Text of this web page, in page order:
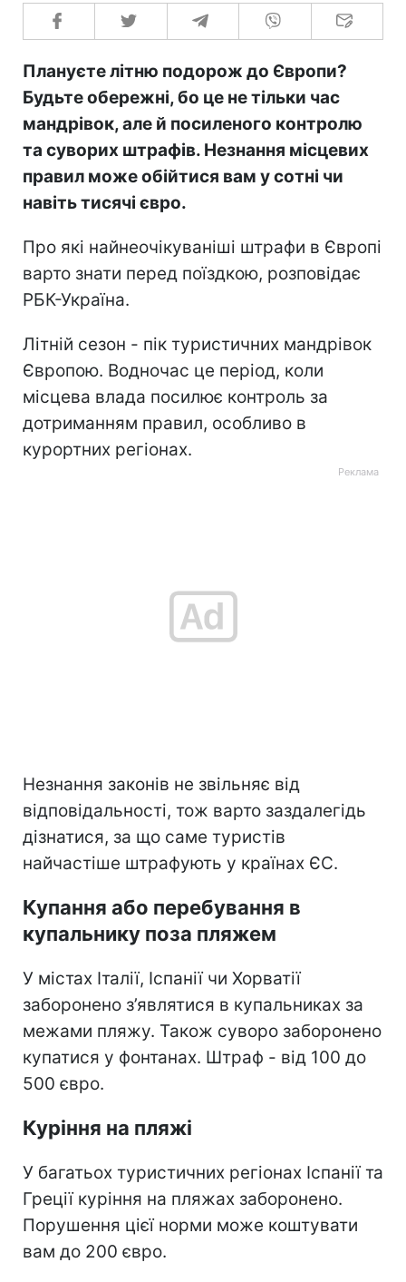
Плануєте літню подорож до Європи?
Будьте обережні, бо це не тільки час
мандрівок, але й посиленого контролю
та суворих штрафів. Незнання місцевих
правил може обійтися вам у сотні чи
навіть тисячі євро.
Про які найнеочікуваніші штрафи в Європі
варто знати перед поїздкою, розповідає
РБК-Україна.
Літній сезон - пік туристичних мандрівок
Європою. Водночас це період, коли
місцева влада посилює контроль за
дотриманням правил, особливо в
курортних регіонах.
Незнання законів не звільняє від
відповідальності, тож варто заздалегідь
дізнатися, за що саме туристів
найчастіше штрафують у країнах ЄС.
Купання або перебування в
купальнику поза пляжем
У містах Італії, Іспанії чи Хорватії
заборонено з’являтися в купальниках за
межами пляжу. Також суворо заборонено
купатися у фонтанах. Штраф - від 100 до
500 євро.
Куріння на пляжі
У багатьох туристичних регіонах Іспанії та
Греції куріння на пляжах заборонено.
Порушення цієї норми може коштувати
вам до 200 євро.